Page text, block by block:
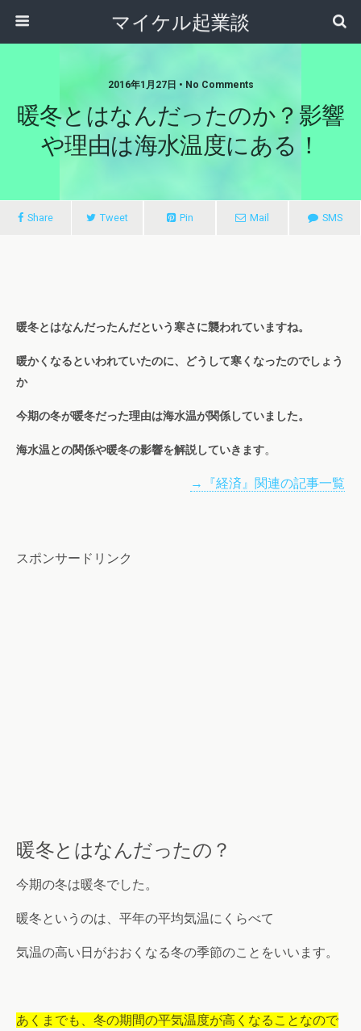
マイケル起業談
2016年1月27日 • No Comments
暖冬とはなんだったのか？影響
や理由は海水温度にある！
Share Tweet Pin Mail SMS
暖冬とはなんだったんだという寒さに襲われていますね。
暖かくなるといわれていたのに、どうして寒くなったのでしょう
か
今期の冬が暖冬だった理由は海水温が関係していました。
海水温との関係や暖冬の影響を解説していきます。
→『経済』関連の記事一覧
スポンサードリンク
暖冬とはなんだったの？
今期の冬は暖冬でした。
暖冬というのは、平年の平均気温にくらべて
気温の高い日がおおくなる冬の季節のことをいいます。
あくまでも、冬の期間の平気温度が高くなることなので